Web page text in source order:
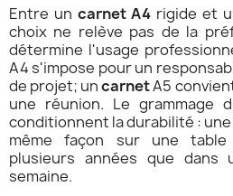
Entre un carnet A4 rigide et
choix ne relève pas de la
détermine l'usage
A4 s'impose pour un
de projet; uncarnetA5
une réunion. Le grammage
conditionnent la durabilité : une
même façon sur une
plusieurs années que dans
semaine.